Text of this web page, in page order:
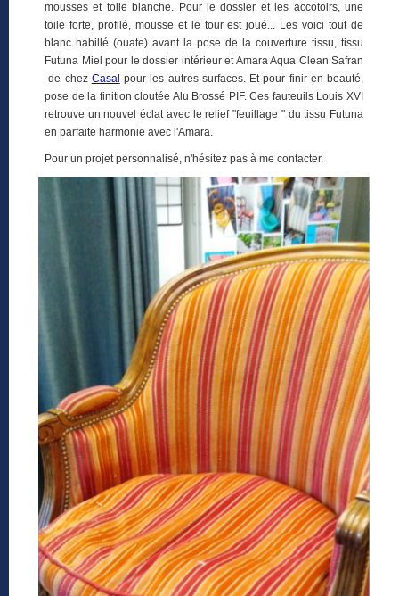
mousses et toile blanche. Pour le dossier et les accotoirs, une
toile forte, profilé, mousse et le tour est joué... Les voici tout de
blanc habillé (ouate) avant la pose de la couverture tissu, tissu
Futuna Miel pour le dossier intérieur et Amara Aqua Clean Safran
de chez Casal pour les autres surfaces. Et pour finir en beauté,
pose de la finition cloutée Alu Brossé PIF. Ces fauteuils Louis XVI
retrouve un nouvel éclat avec le relief "feuillage " du tissu Futuna
en parfaite harmonie avec l'Amara.
Pour un projet personnalisé, n'hésitez pas à me contacter.